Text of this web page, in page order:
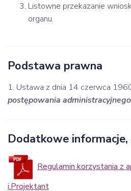
Listowne przekazanie
organu.
Podstawa prawna
1. Ustawa z dnia 14 czerwca
postępowania administracyjnego
Dodatkowe
Regulamin korzystania z
i.Projektant